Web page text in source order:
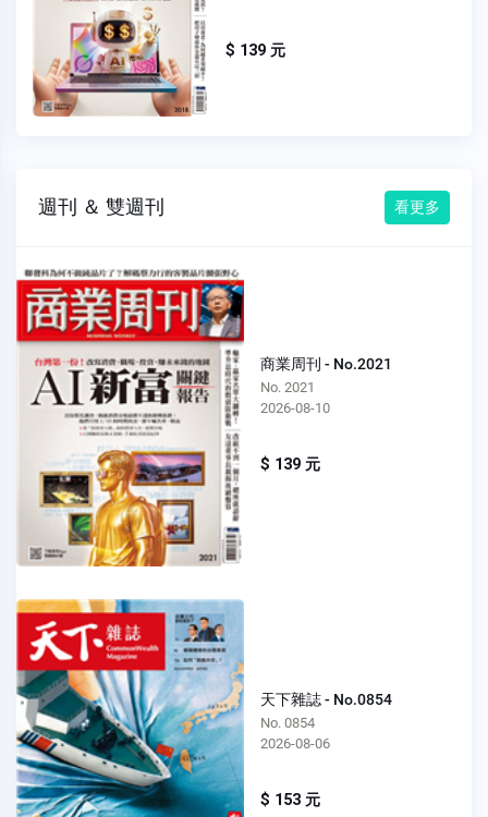
$ 139 元
週刊 ＆ 雙週刊 看更多
商業周刊 - No.2021
No. 2021
2026-08-10
$ 139 元
天下雜誌 - No.0854
No. 0854
2026-08-06
$ 153 元